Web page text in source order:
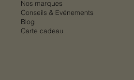
Nos marques
Conseils & Evénements
Blog
Carte cadeau